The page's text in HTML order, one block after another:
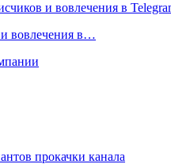
и вовлечения в…
прокачки канала